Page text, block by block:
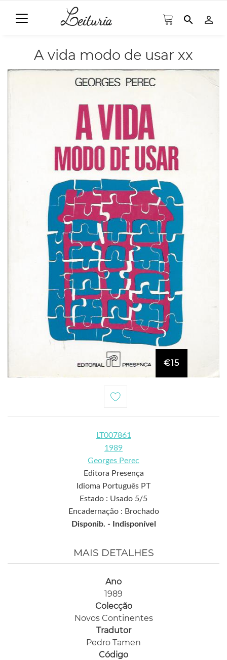
search person_outline
A vida modo de usar xx
€15
LT007861
1989
Georges Perec
Editora Presença
Idioma Português PT
Estado : Usado 5/5
Encadernação : Brochado
Disponib. -
Indisponível
MAIS DETALHES
Ano
1989
Colecção
Novos Continentes
Tradutor
Pedro Tamen
Código